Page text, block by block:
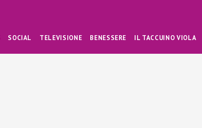
SOCIAL TELEVISIONE BENESSERE IL TACCUINO VIOLA